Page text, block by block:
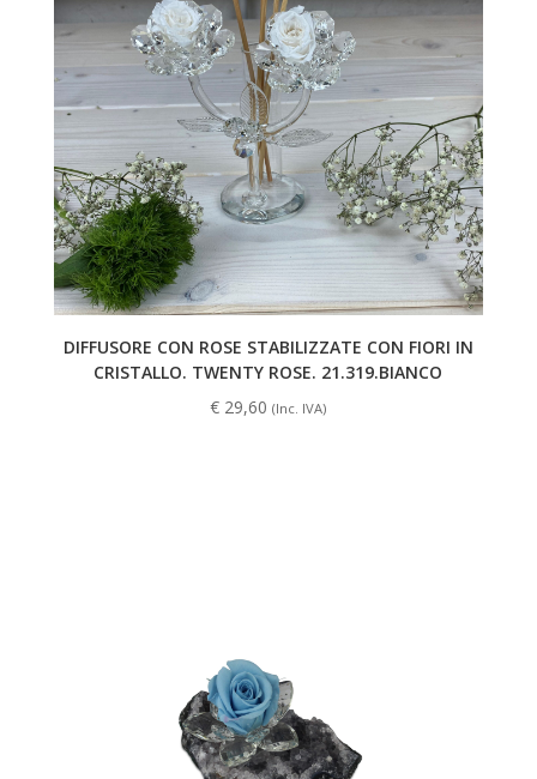
DIFFUSORE CON ROSE STABILIZZATE CON FIORI IN
CRISTALLO. TWENTY ROSE. 21.319.BIANCO
€ 29,60 (Inc. IVA)